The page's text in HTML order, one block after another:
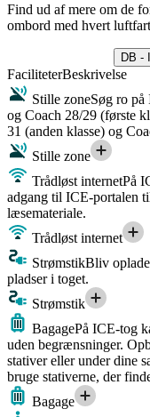
Find ud af mere om de
ombord med hvert
DB -
FaciliteterBeskrivelse
Stille zoneSøg ro på
og Coach 28/29 (første
31 (anden klasse) og
Stille zone
Trådløst internetPå
adgang til ICE-portalen
læsemateriale.
Trådløst internet
StrømstikBliv
pladser i toget.
Strømstik
BagagePå ICE-tog
uden begrænsninger.
stativer eller under dine
bruge stativerne, der
Bagage